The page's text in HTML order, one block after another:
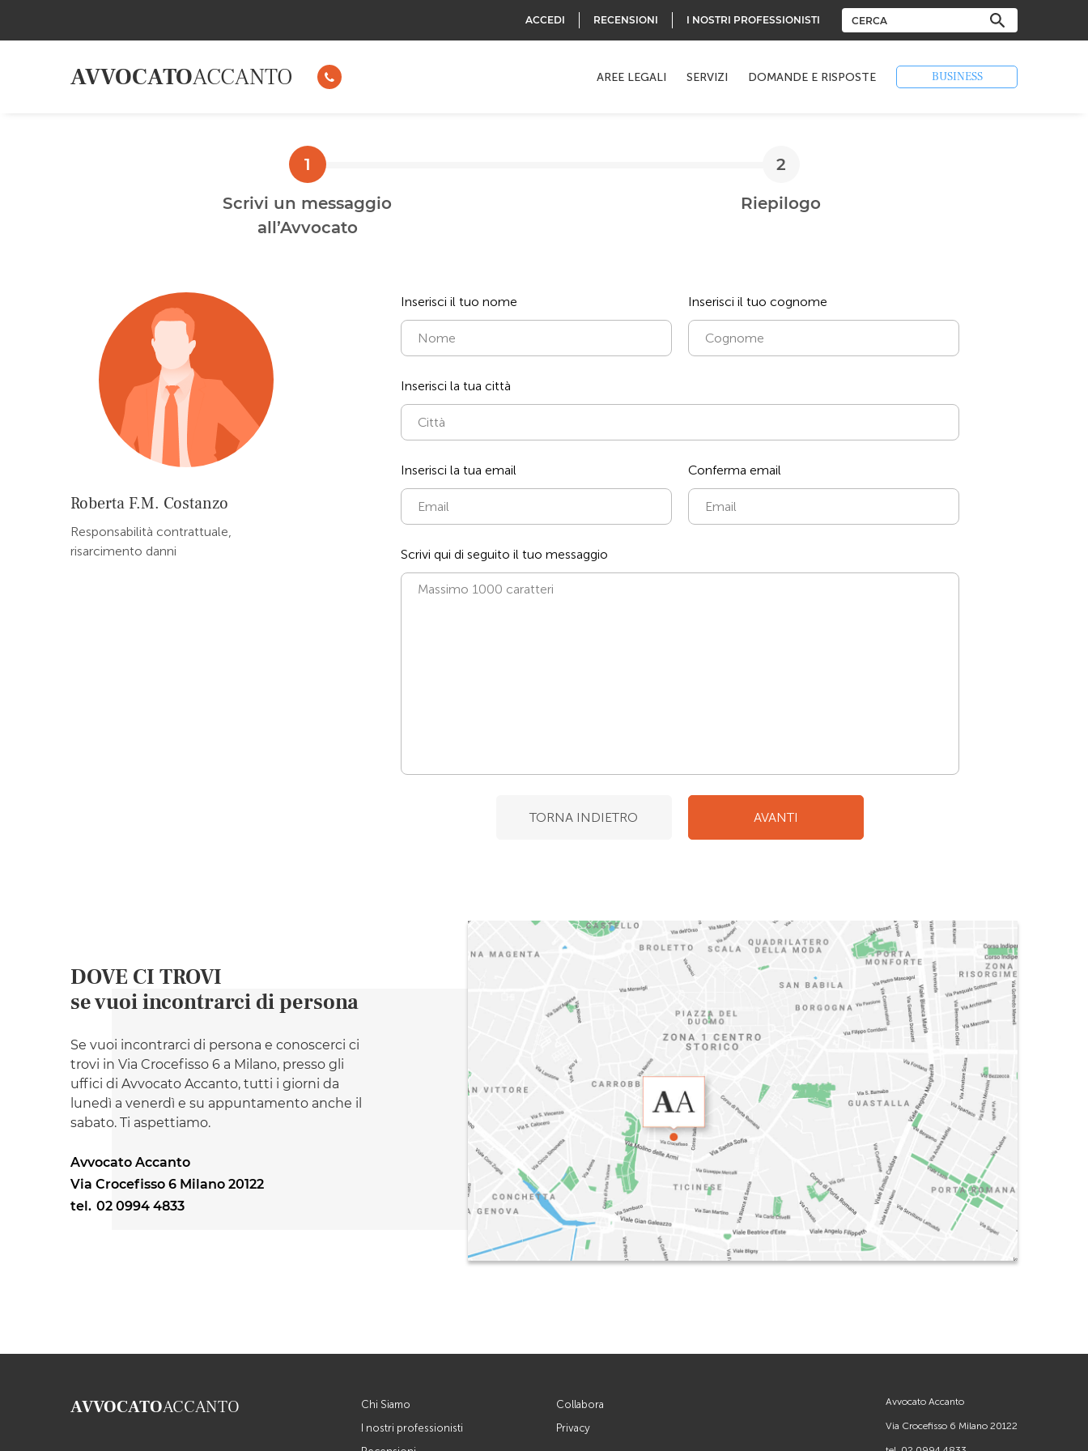
ACCEDI RECENSIONI I NOSTRI PROFESSIONISTI
AVVOCATOACCANTO AREE LEGALI SERVIZI DOMANDE E RISPOSTE BUSINESS
Scrivi un messaggio
all’Avvocato
Riepilogo
Roberta F.M. Costanzo
Responsabilità contrattuale,
risarcimento danni
Inserisci il tuo nome Inserisci il tuo cognome
Inserisci la tua città
Inserisci la tua email Conferma email
Scrivi qui di seguito il tuo messaggio
TORNA INDIETRO AVANTI
DOVE CI TROVI
se vuoi incontrarci di persona
Se vuoi incontrarci di persona e conoscerci ci
trovi in Via Crocefisso 6 a Milano, presso gli
uffici di Avvocato Accanto, tutti i giorni da
lunedì a venerdì e su appuntamento anche il
sabato. Ti aspettiamo.
Avvocato Accanto
Via Crocefisso 6 Milano 20122
tel. 02 0994 4833
AVVOCATOACCANTO
Chi Siamo
I nostri professionisti
Collabora
Privacy
Avvocato Accanto
Via Crocefisso 6 Milano 20122